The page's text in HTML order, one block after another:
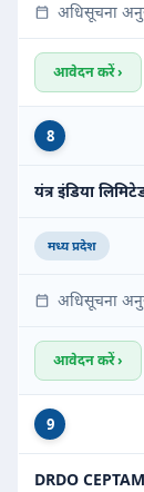
अधिसूचना
आवेदन करें ›
8
यंत्र इंडिया
मध्य प्रदेश
अधिसूचना
आवेदन करें ›
9
DRDO